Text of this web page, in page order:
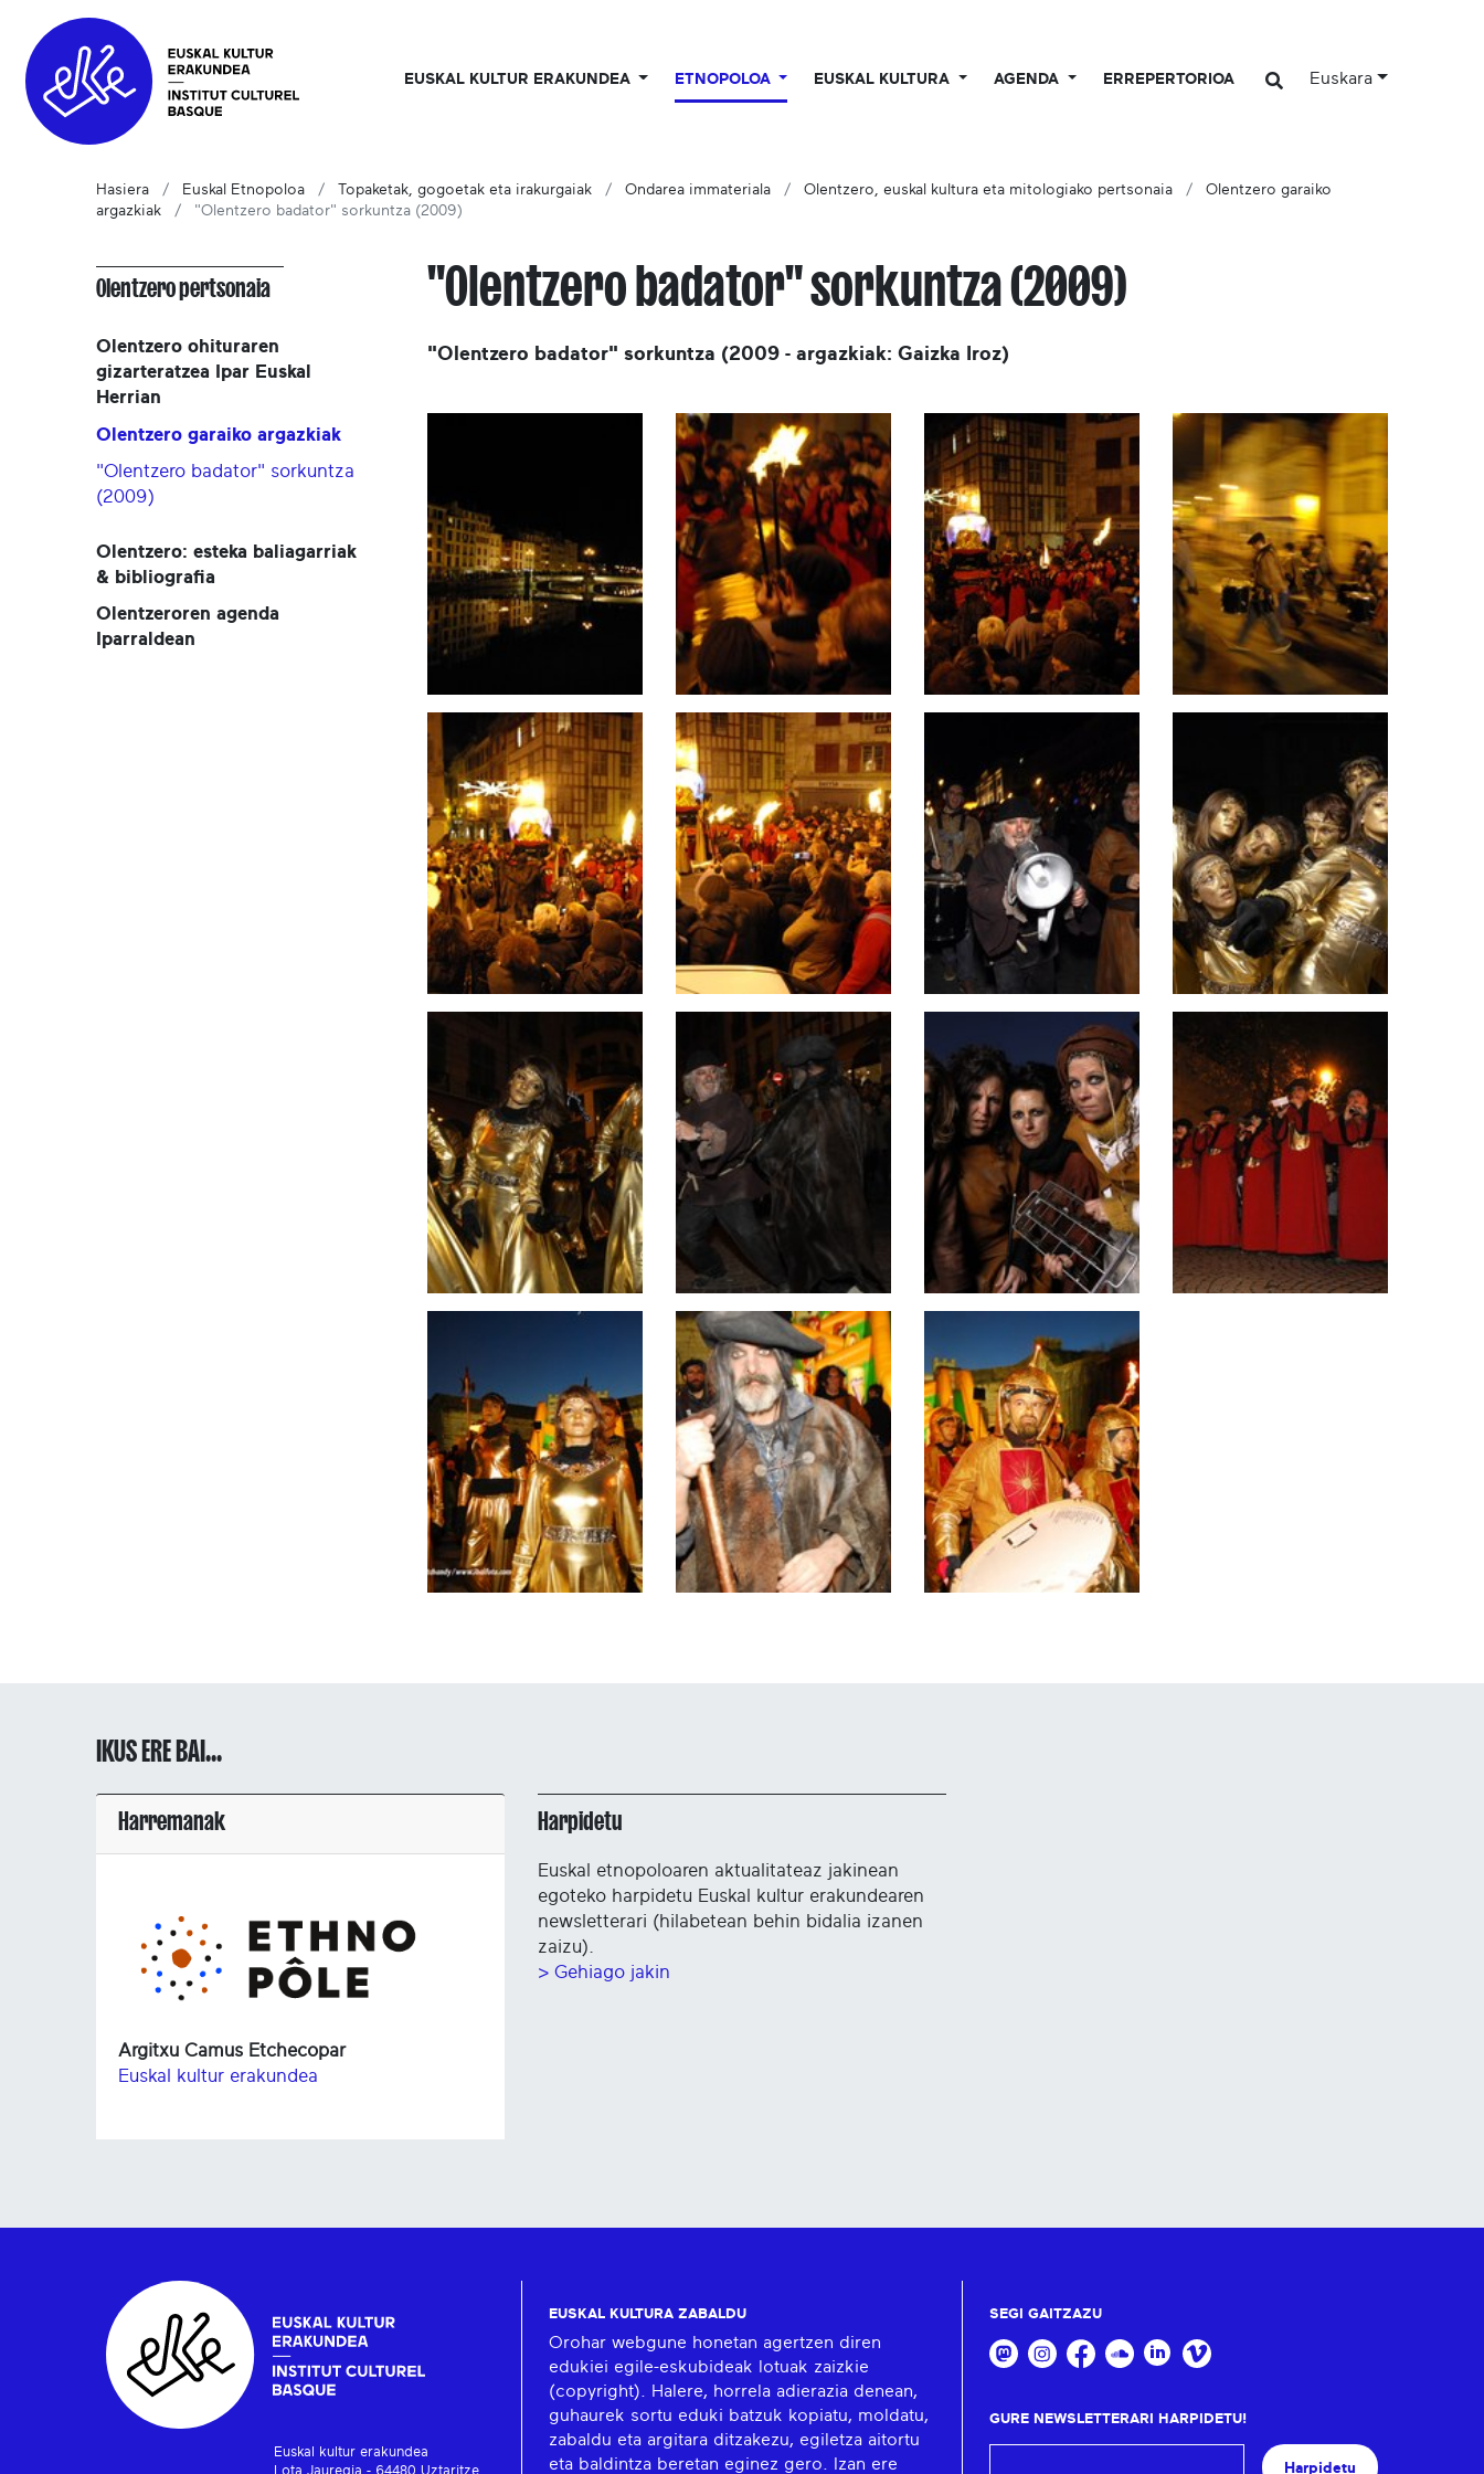
EUSKAL KULTUR ERAKUNDEA ETNOPOLOA EUSKAL KULTURA AGENDA ERREPERTORIOA Euskara
Hasiera Euskal Etnopoloa Topaketak, gogoetak eta irakurgaiak Ondarea immateriala Olentzero, euskal kultura eta mitologiako pertsonaia
Olentzero garaiko
argazkiak
"Olentzero badator" sorkuntza (2009)
"Olentzero badator" sorkuntza (2009)
"Olentzero badator" sorkuntza (2009 - argazkiak: Gaizka Iroz)
Olentzero pertsonaia
Olentzero ohituraren
gizarteratzea Ipar Euskal
Herrian
Olentzero garaiko argazkiak
"Olentzero badator" sorkuntza
(2009)
Olentzero: esteka baliagarriak
& bibliografia
Olentzeroren agenda
Iparraldean
IKUS ERE BAI...
Harremanak
Argitxu Camus Etchecopar
Euskal kultur erakundea
Harpidetu
Euskal etnopoloaren aktualitateaz jakinean
egoteko harpidetu Euskal kultur erakundearen
newsletterari (hilabetean behin bidalia izanen
zaizu).
> Gehiago jakin
Euskal kultur erakundea
Lota Jauregia - 64480 Uztaritze
EUSKAL KULTURA ZABALDU
Orohar webgune honetan agertzen diren
edukiei egile-eskubideak lotuak zaizkie
(copyright). Halere, horrela adierazia denean,
guhaurek sortu eduki batzuk kopiatu, moldatu,
zabaldu eta argitara ditzakezu, egiletza aitortu
eta baldintza beretan eginez gero. Izan ere
SEGI GAITZAZU
GURE NEWSLETTERARI HARPIDETU!
Harpidetu